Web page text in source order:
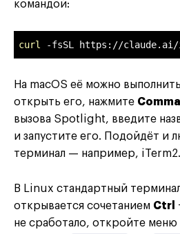
командой:
curl -fsSL https://
На macOS её можно
открыть его, нажмите
вызова Spotlight, введите
и запустите его. Подойдёт и
терминал — например, iTerm2.
В Linux стандартный
открывается сочетанием Ctrl
не сработало, откройте